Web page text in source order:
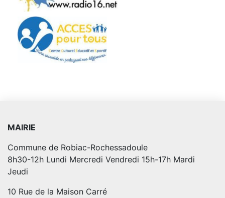
MAIRIE
Commune de Robiac-Rochessadoule
8h30-12h Lundi Mercredi Vendredi 15h-17h Mardi
Jeudi
10 Rue de la Maison Carré